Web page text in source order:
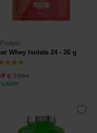
Whey Isolate 24 - 26 g
€ 3,59€
LAGER